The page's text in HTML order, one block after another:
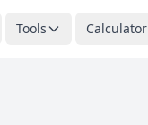
Tools Calculator